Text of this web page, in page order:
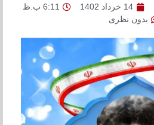
14 خرداد 1402
6:11 ب.ظ
بدون نظری